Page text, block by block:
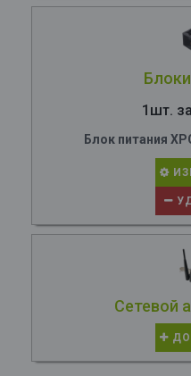
1шт.
Блок питания
Сетевой